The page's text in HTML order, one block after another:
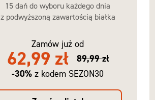
15 dań do wyboru każdego dnia
z podwyższoną zawartością białka
Zamów już od
62,99 zł
89,99 zł
-30% z kodem SEZON30